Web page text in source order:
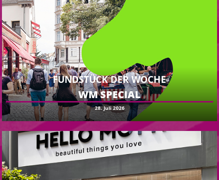
FUNDSTÜCK DER WOCHE
WM SPECIAL
28. Juli 2026